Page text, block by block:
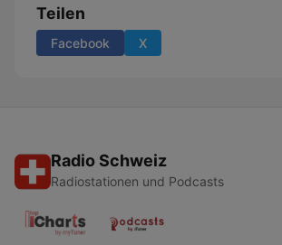
Teilen
Facebook X
Radio Schweiz
Radiostationen und Podcasts